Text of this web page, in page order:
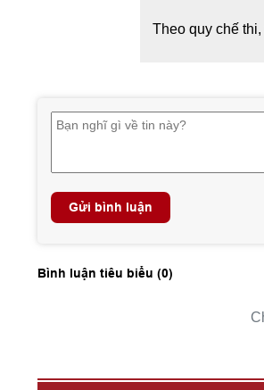
Theo quy chế
Gửi bình luận
Bình luận tiêu biểu (0)